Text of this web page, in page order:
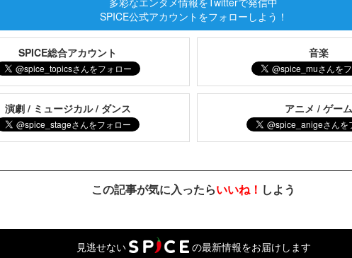
SPICE公式アカウントをフォローしよう！
SPICE総合アカウント 音楽
演劇 / ミュージカル / ダンス アニメ / ゲー
この記事が気に入ったらいいね！ しよう
見逃せない の最新情報をお届けします